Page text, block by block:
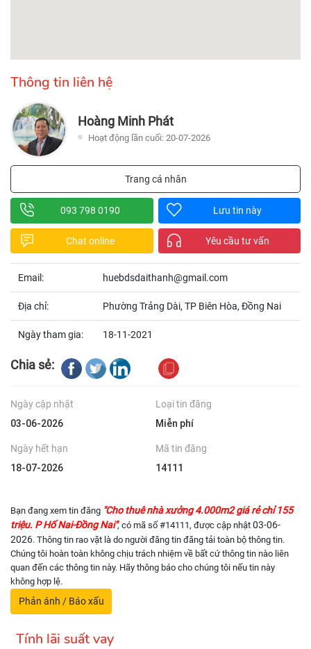
Thông tin liên hệ
Hoàng Minh Phát
Hoạt động lần cuối: 20-07-2026
Trang cá nhân
093 798 0190 Lưu tin này
Chat online Yêu cầu tư vấn
Email: huebdsdaithanh@gmail.com
Địa chỉ: Phường Trảng Dài, TP Biên Hòa, Đồng Nai
Ngày tham gia: 18-11-2021
Chia sẻ:
Ngày cập nhật
03-06-2026
Loại tin đăng
Miễn phí
Ngày hết hạn
18-07-2026
Mã tin đăng
14111
Bạn đang xem tin đăng "Cho thuê nhà xưởng 4.000m2 giá rẻ chỉ 155
triệu. P Hố Nai-Đồng Nai", có mã số #14111, được cập nhật 03-06-
2026. Thông tin rao vặt là do người đăng tin đăng tải toàn bộ thông tin.
Chúng tôi hoàn toàn không chịu trách nhiệm về bất cứ thông tin nào liên
quan đến các thông tin này. Hãy thông báo cho chúng tôi nếu tin này
không hợp lệ.
Phản ánh / Báo xấu
Tính lãi suất vay